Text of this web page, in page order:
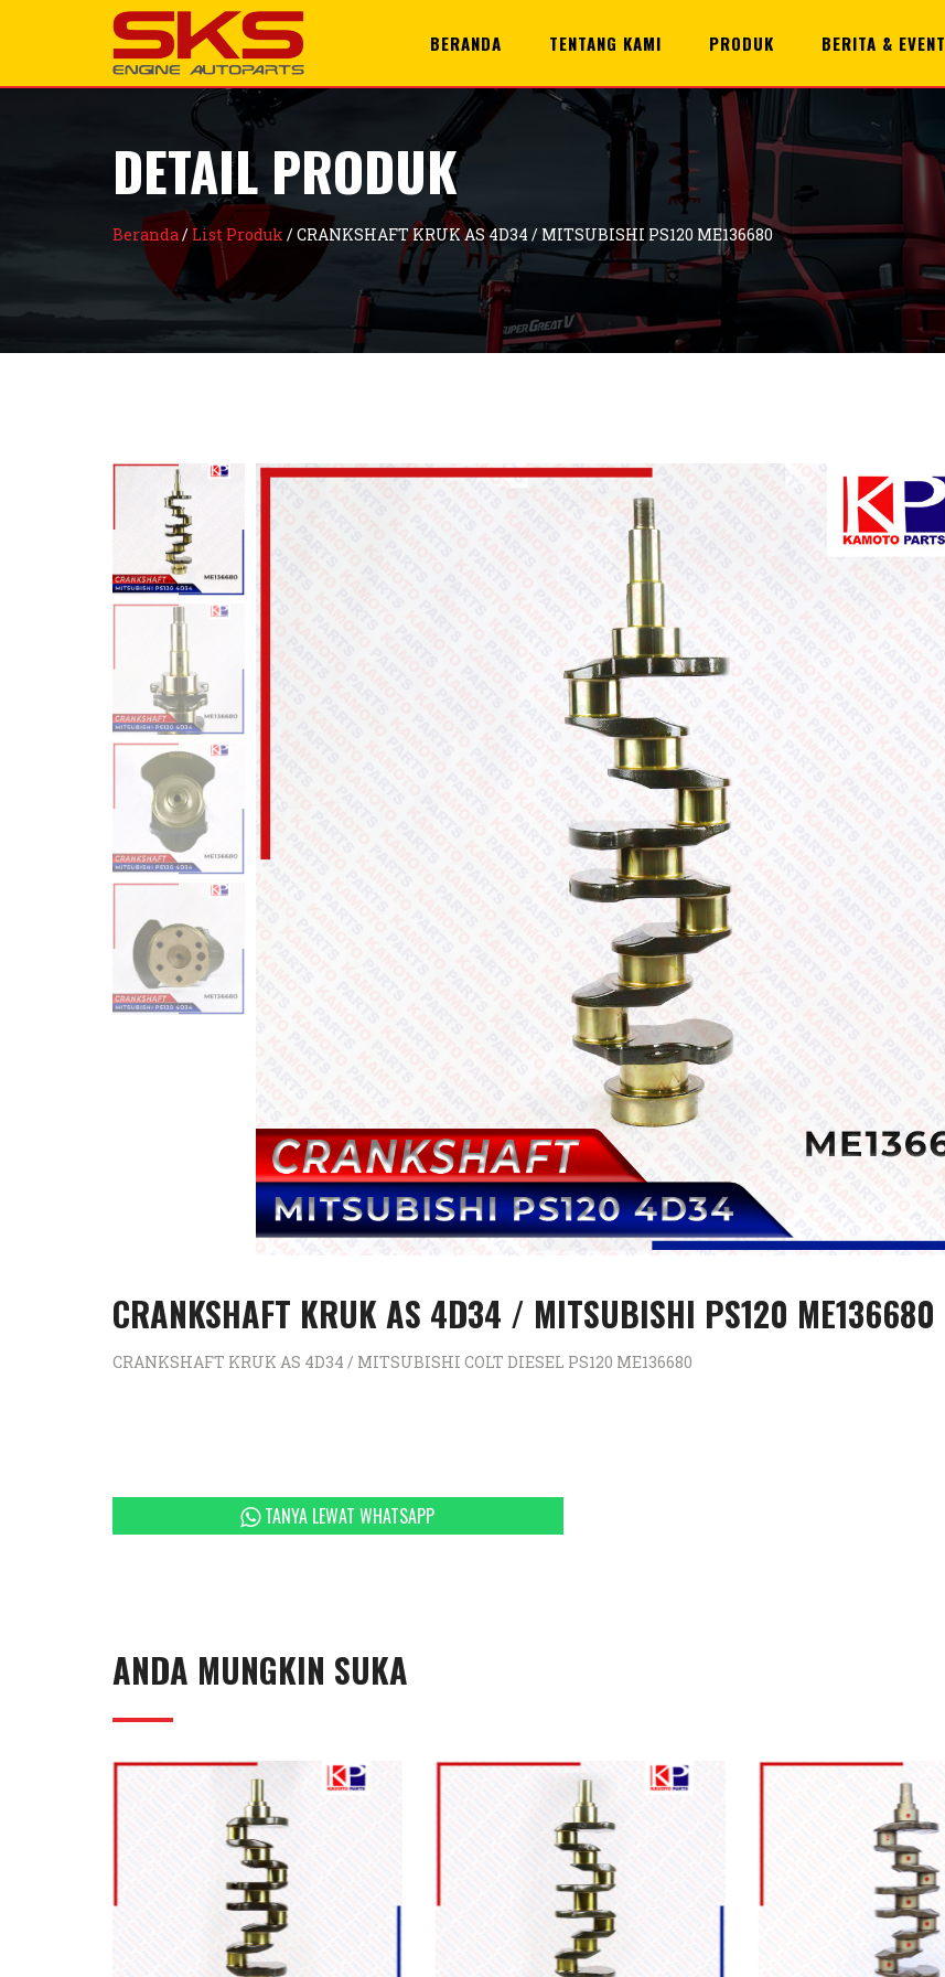
+6285100996428
BERANDA TENTANG KAMI PRODUK BERITA & EVENT
DETAIL PRODUK
Beranda/ List Produk /CRANKSHAFT KRUK AS 4D34 / MITSUBISHI PS120 ME136680
CRANKSHAFT KRUK AS 4D34 / MITSUBISHI PS120 ME136680
CRANKSHAFT KRUK AS 4D34 / MITSUBISHI COLT DIESEL PS120 ME136680
TANYA LEWAT WHATSAPP
ANDA MUNGKIN SUKA